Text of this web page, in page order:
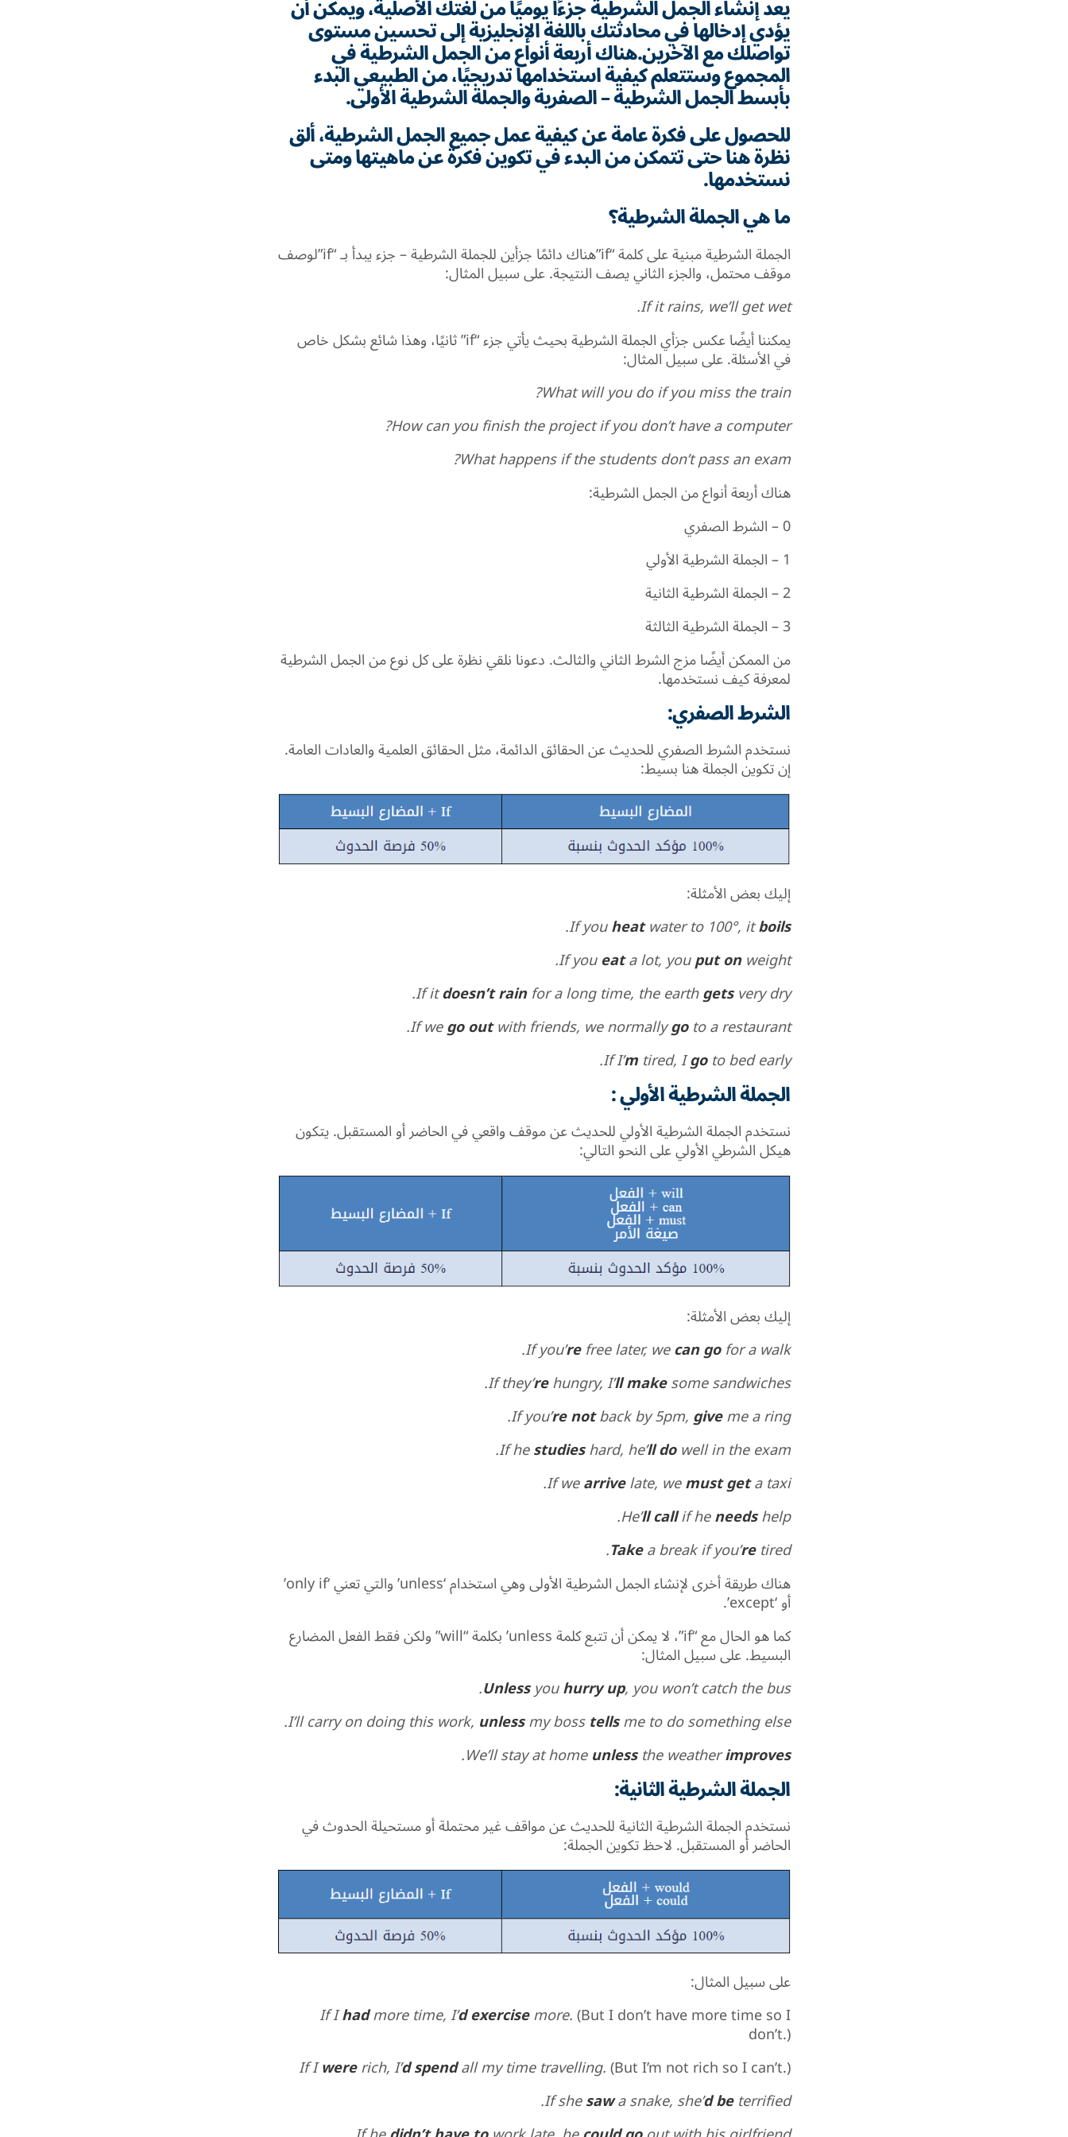
يعد إنشاء الجمل الشرطية جزءًا يوميًا من لغتك الأصلية، ويمكن أن
يؤدي إدخالها في محادثتك باللغة الإنجليزية إلى تحسين مستوى
تواصلك مع الآخرين.هناك أربعة أنواع من الجمل الشرطية في
المجموع وستتعلم كيفية استخدامها تدريجيًا، من الطبيعي البدء
بأبسط الجمل الشرطية – الصفرية والجملة الشرطية الأولى.
للحصول على فكرة عامة عن كيفية عمل جميع الجمل الشرطية، ألق
نظرة هنا حتى تتمكن من البدء في تكوين فكرة عن ماهيتها ومتى
نستخدمها.
ما هي الجملة الشرطية؟
الجملة الشرطية مبنية على كلمة “if”هناك دائمًا جزأين للجملة الشرطية – جزء يبدأ بـ “if”لوصف
موقف محتمل، والجزء الثاني يصف النتيجة. على سبيل المثال:
If it rains, we’ll get wet.
يمكننا أيضًا عكس جزأي الجملة الشرطية بحيث يأتي جزء “if” ثانيًا، وهذا شائع بشكل خاص
في الأسئلة. على سبيل المثال:
What will you do if you miss the train?
How can you finish the project if you don’t have a computer?
What happens if the students don’t pass an exam?
هناك أربعة أنواع من الجمل الشرطية:
0 – الشرط الصفري
1 – الجملة الشرطية الأولي
2 – الجملة الشرطية الثانية
3 – الجملة الشرطية الثالثة
من الممكن أيضًا مزج الشرط الثاني والثالث. دعونا نلقي نظرة على كل نوع من الجمل الشرطية
لمعرفة كيف نستخدمها.
الشرط الصفري:
نستخدم الشرط الصفري للحديث عن الحقائق الدائمة، مثل الحقائق العلمية والعادات العامة.
إن تكوين الجملة هنا بسيط:
إليك بعض الأمثلة:
If youheatwater to 100°, itboils
.
If youeata lot, youput onweight.
If itdoesn’t rainfor a long time, the earthgetsvery dry.
If wego outwith friends, we normallygoto a restaurant.
If I’mtired, Igoto bed early.
الجملة الشرطية الأولي :
نستخدم الجملة الشرطية الأولي للحديث عن موقف واقعي في الحاضر أو المستقبل. يتكون
هيكل الشرطي الأولي على النحو التالي:
إليك بعض الأمثلة:
If you’refree later, wecan gofor a walk.
If they’rehungry, I’ll makesome sandwiches.
If you’re notback by 5pm,giveme a ring.
If hestudieshard, he’ll dowell in the exam.
If wearrivelate, wemust geta taxi.
He’ll callif heneedshelp.
Takea break if you’retired.
هناك طريقة أخرى لإنشاء الجمل الشرطية الأولى وهي استخدام ‘unless’ والتي تعني ‘only if’
أو ‘except’.
كما هو الحال مع “if”، لا يمكن أن تتبع كلمة unless’ بكلمة “will” ولكن فقط الفعل المضارع
البسيط. على سبيل المثال:
Unlessyouhurry up, you won’t catch the bus.
I’ll carry on doing this work, unlessmy bosstellsme to do something else.
We’ll stay at homeunlessthe weatherimproves
.
الجملة الشرطية الثانية:
نستخدم الجملة الشرطية الثانية للحديث عن مواقف غير محتملة أو مستحيلة الحدوث في
الحاضر أو المستقبل. لاحظ تكوين الجملة:
على سبيل المثال:
If Ihadmore time, I’d exercisemore.(But I don’t have more time so I
don’t.)
If Iwererich, I’d spendall my time travelling.(But I’m not rich so I can’t.)
If shesawa snake, she’d beterrified.